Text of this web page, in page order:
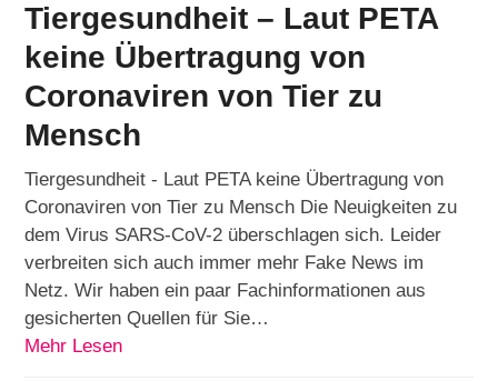
Tiergesundheit – Laut PETA
keine Übertragung von
Coronaviren von Tier zu
Mensch
Tiergesundheit - Laut PETA keine Übertragung von
Coronaviren von Tier zu Mensch Die Neuigkeiten zu
dem Virus SARS-CoV-2 überschlagen sich. Leider
verbreiten sich auch immer mehr Fake News im
Netz. Wir haben ein paar Fachinformationen aus
gesicherten Quellen für Sie…
Mehr Lesen